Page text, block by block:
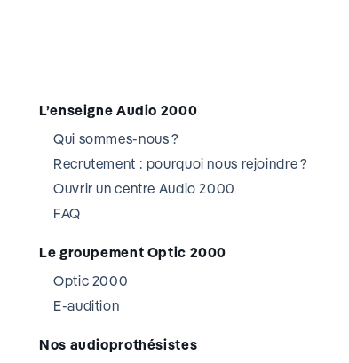
L’enseigne Audio 2000
Qui sommes-nous ?
Recrutement : pourquoi nous rejoindre ?
Ouvrir un centre Audio 2000
FAQ
Le groupement Optic 2000
Optic 2000
E-audition
Nos audioprothésistes